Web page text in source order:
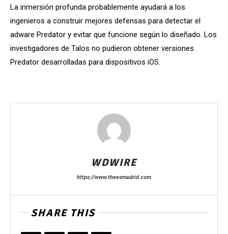
La inmersión profunda probablemente ayudará a los
ingenieros a construir mejores defensas para detectar el
adware Predator y evitar que funcione según lo diseñado. Los
investigadores de Talos no pudieron obtener versiones
Predator desarrolladas para dispositivos iOS.
WDWIRE
https://www.theesmadrid.com
SHARE THIS